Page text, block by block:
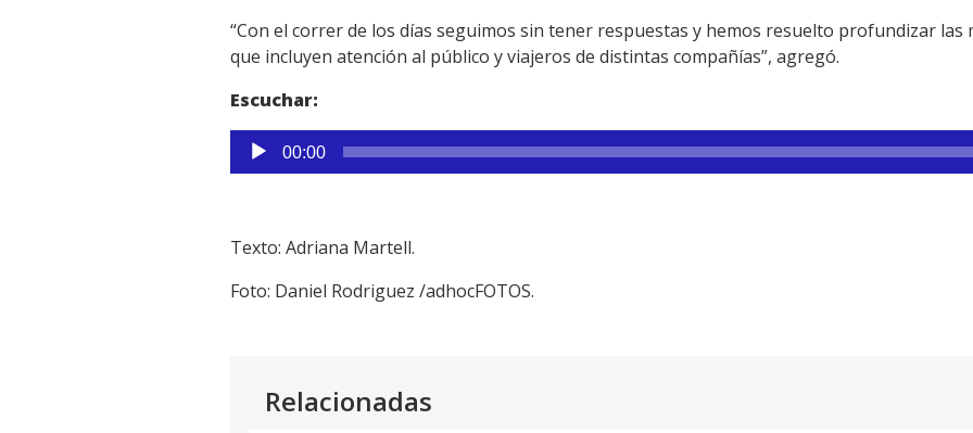
“Con el correr de los días seguimos sin tener respuestas y hemos resuelto profundizar las
que incluyen atención al público y viajeros de distintas compañías”, agregó.
Escuchar:
Reproductor
de
00:00
Texto: Adriana Martell.
Foto: Daniel Rodriguez /adhocFOTOS.
Relacionadas